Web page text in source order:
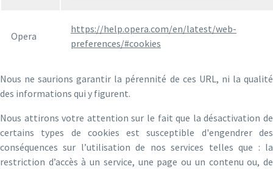
Opera
https://help.opera.com/en/latest/web-
preferences/#cookies
Nous ne saurions garantir la pérennité de ces URL, ni la qualité
des informations qui y figurent.
Nous attirons votre attention sur le fait que la désactivation de
certains types de cookies est susceptible d'engendrer des
conséquences sur l’utilisation de nos services telles que : la
restriction d’accès à un service, une page ou un contenu ou, de